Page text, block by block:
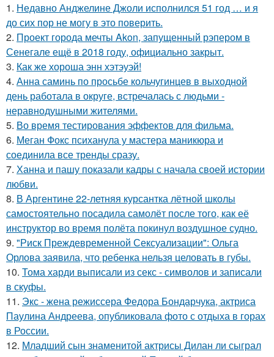
1. Недавно Анджелине Джоли исполнился 51 год … и я
до сих пор не могу в это поверить.
2. Проект города мечты Akon, запущенный рэпером в
Сенегале ещё в 2018 году, официально закрыт.
3. Как же хороша энн хэтэуэй!
4. Анна саминь по просьбе кольчугинцев в выходной
день работала в округе, встречалась с людьми -
неравнодушными жителями.
5. Во время тестирования эффектов для фильма.
6. Меган Фокс психанула у мастера маникюра и
соединила все тренды сразу.
7. Ханна и пашу показали кадры с начала своей истории
любви.
8. В Аргентине 22-летняя курсантка лётной школы
самостоятельно посадила самолёт после того, как её
инструктор во время полёта покинул воздушное судно.
9. "Риск Преждевременной Сексуализации": Ольга
Орлова заявила, что ребенка нельзя целовать в губы.
10. Тома харди выписали из секс - символов и записали
в скуфы.
11. Экс - жена режиссера Федора Бондарчука, актриса
Паулина Андреева, опубликовала фото с отдыха в горах
в России.
12. Младший сын знаменитой актрисы Дилан ли сыграл